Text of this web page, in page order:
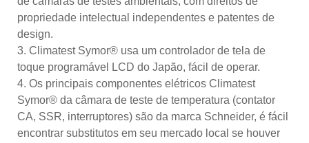
propriedade intelectual independentes e patentes de
design.
3. Climatest Symor® usa um controlador de tela de
toque programável LCD do Japão, fácil de operar.
4. Os principais componentes elétricos Climatest
Symor® da câmara de teste de temperatura (contator
CA, SSR, interruptores) são da marca Schneider, é fácil
encontrar substitutos em seu mercado local se houver